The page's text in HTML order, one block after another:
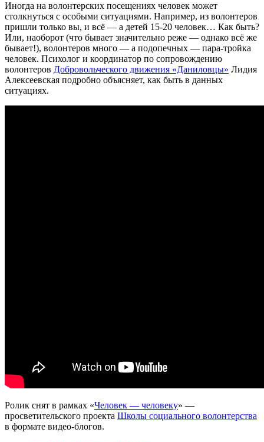
Иногда на волонтерских посещениях человек может
столкнуться с особыми ситуациями. Например, из волонтеров
пришли только вы, и всё — а детей 15-20 человек… Как быть?
Или, наоборот (что бывает значительно реже — однако всё же
бывает!), волонтеров много — а подопечных — пара-тройка
человек. Психолог и координатор по сопровождению
волонтеров Добровольческого движения «Даниловцы» Лидия
Алексеевская подробно объясняет, как быть в данных
ситуациях.
Ролик снят в рамках «Человек — человеку» —
просветительского проекта Школы социального волонтерства
в формате видео-блогов.